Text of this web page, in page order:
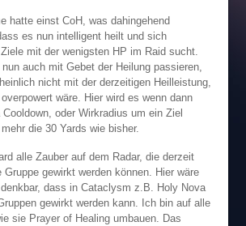
hatte einst CoH, was dahingehend
es nun intelligent heilt und sich
mit der wenigsten HP im Raid sucht.
auch mit Gebet der Heilung passieren,
nicht mit der derzeitigen Heilleistung,
wäre. Hier wird es wenn dann
oder Wirkradius um ein Ziel
die 30 Yards wie bisher.
alle Zauber auf dem Radar, die derzeit
Gruppe gewirkt werden können. Hier wäre
dass in Cataclysm z.B. Holy Nova
gewirkt werden kann. Ich bin auf alle
sie Prayer of Healing umbauen. Das